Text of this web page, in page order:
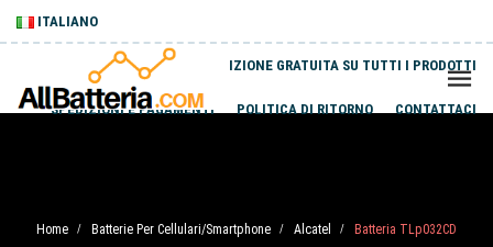
ITALIANO
SPEDIZIONE GRATUITA SU TUTTI I PRODOTTI
SPEDIZIONI E PAGAMENTI POLITICA DI RITORNO CONTATTACI
Home / Batterie Per Cellulari/Smartphone / Alcatel / Batteria TLp032CD